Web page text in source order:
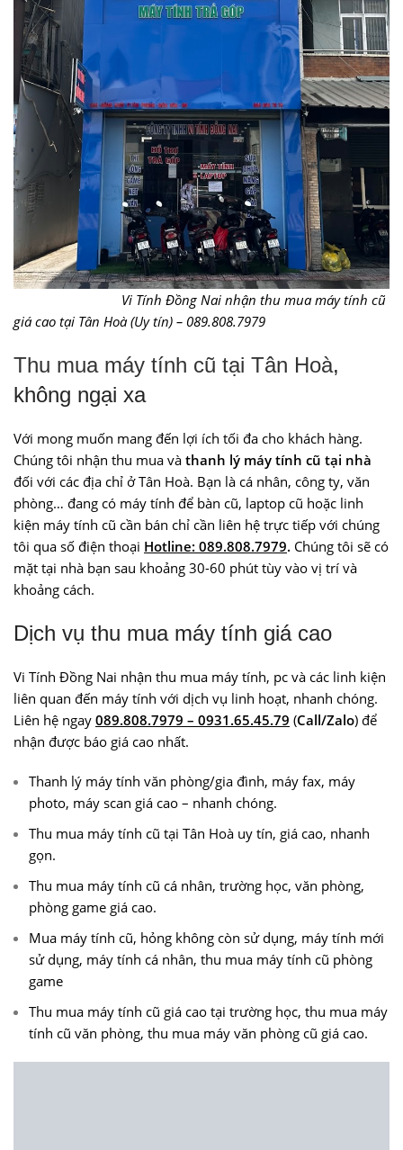
Vi Tính Đồng Nai nhận thu mua máy tính cũ
giá cao tại Tân Hoà (Uy tín) – 089.808.7979
Thu mua máy tính cũ tại Tân Hoà,
không ngại xa
Với mong muốn mang đến lợi ích tối đa cho khách hàng.
Chúng tôi nhận thu mua và thanh lý máy tính cũ tại nhà
đối với các địa chỉ ở Tân Hoà. Bạn là cá nhân, công ty, văn
phòng… đang có máy tính để bàn cũ, laptop cũ hoặc linh
kiện máy tính cũ cần bán chỉ cần liên hệ trực tiếp với chúng
tôi qua số điện thoại Hotline: 089.808.7979. Chúng tôi sẽ có
mặt tại nhà bạn sau khoảng 30-60 phút tùy vào vị trí và
khoảng cách.
Dịch vụ thu mua máy tính giá cao
Vi Tính Đồng Nai nhận thu mua máy tính, pc và các linh kiện
liên quan đến máy tính với dịch vụ linh hoạt, nhanh chóng.
Liên hệ ngay 089.808.7979 – 0931.65.45.79 (Call/Zalo) để
nhận được báo giá cao nhất.
Thanh lý máy tính văn phòng/gia đình, máy fax, máy
photo, máy scan giá cao – nhanh chóng.
Thu mua máy tính cũ tại Tân Hoà uy tín, giá cao, nhanh
gọn.
Thu mua máy tính cũ cá nhân, trường học, văn phòng,
phòng game giá cao.
Mua máy tính cũ, hỏng không còn sử dụng, máy tính mới
sử dụng, máy tính cá nhân, thu mua máy tính cũ phòng
game
Thu mua máy tính cũ giá cao tại trường học, thu mua máy
tính cũ văn phòng, thu mua máy văn phòng cũ giá cao.